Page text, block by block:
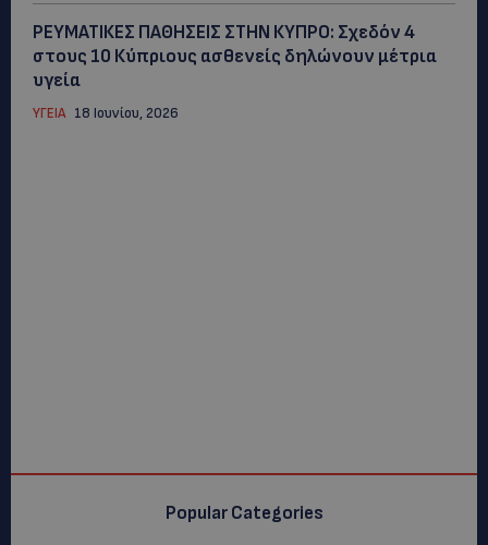
ΡΕΥΜΑΤΙΚΕΣ ΠΑΘΗΣΕΙΣ ΣΤΗΝ ΚΥΠΡΟ: Σχεδόν 4
στους 10 Κύπριους ασθενείς δηλώνουν μέτρια
υγεία
ΥΓΕΙΑ 18 Ιουνίου, 2026
Popular Categories